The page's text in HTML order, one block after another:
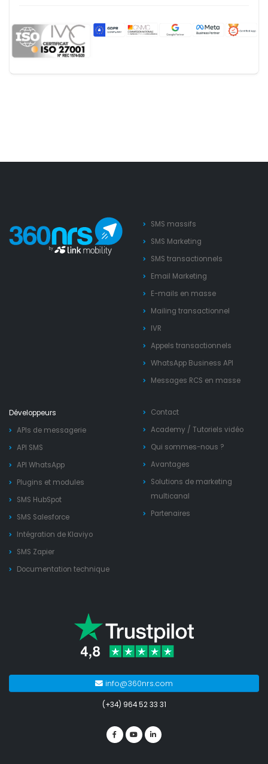
SMS massifs
SMS Marketing
SMS transactionnels
Email Marketing
E-mails en masse
Mailing transactionnel
IVR
Appels transactionnels
WhatsApp Business API
Messages RCS en masse
Développeurs
APIs de messagerie
API SMS
API WhatsApp
Plugins et modules
SMS HubSpot
SMS Salesforce
Intégration de Klaviyo
SMS Zapier
Documentation technique
Contact
Academy / Tutoriels vidéo
Qui sommes-nous ?
Avantages
Solutions de marketing
multicanal
Partenaires
info@360nrs.com
(+34) 964 52 33 31